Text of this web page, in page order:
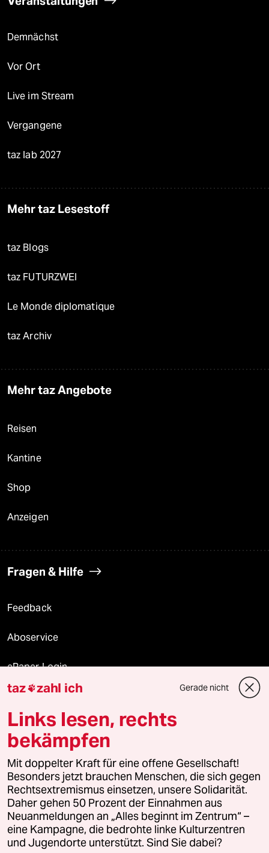
Demnächst
Vor Ort
Live im Stream
Vergangene
taz lab 2027
Mehr taz Lesestoff
taz Blogs
taz FUTURZWEI
Le Monde diplomatique
taz Archiv
Mehr taz Angebote
Reisen
Kantine
Shop
Anzeigen
Fragen & Hilfe
Feedback
Aboservice
ePaper Login
Downloads für Abonnierende
© 2026 taz Verlags und Vertriebs GmbH
Alle Rechte vorbehalten. Bei rechtlichen Fragen oder für Genehmigungen
wenden Sie sich bitte an lizenzen@taz.de
Feedback Redaktionsstatut Kommune-Richtlinien
Leitlinie Informant Datenschutz Impressum AGB
taz zahl ich Gerade nicht
Links lesen, rechts
bekämpfen
Mit doppelter Kraft für eine offene Gesellschaft!
Besonders jetzt brauchen Menschen, die sich gegen
Rechtsextremismus einsetzen, unsere Solidarität.
Daher gehen 50 Prozent der Einnahmen aus
Neuanmeldungen an „Alles beginnt im Zentrum“ –
eine Kampagne, die bedrohte linke Kulturzentren
und Jugendorte unterstützt. Sind Sie dabei?